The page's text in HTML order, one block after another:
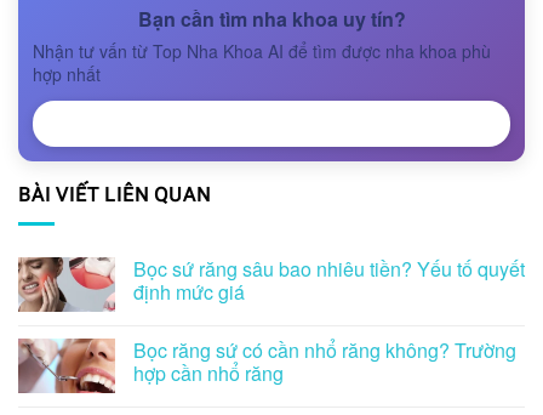
Bạn cần tìm nha khoa uy tín?
Nhận tư vấn từ Top Nha Khoa AI để tìm được nha khoa phù
hợp nhất
BÀI VIẾT LIÊN QUAN
Bọc sứ răng sâu bao nhiêu tiền? Yếu tố quyết
định mức giá
Bọc răng sứ có cần nhổ răng không? Trường
hợp cần nhổ răng